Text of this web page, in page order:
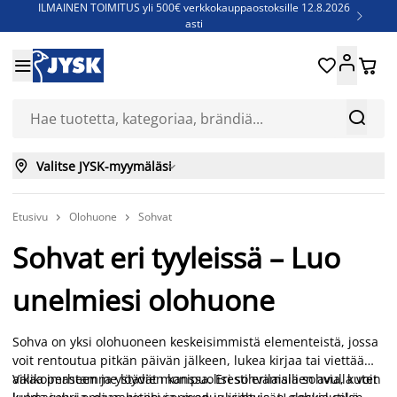
ILMAINEN TOIMITUS yli 500€ verkkokauppaostoksille 12.8.2026
asti

Jenkkisänkyjä - Säästä jopa 60%


 
 Valitse JYSK-myymäläsi
Etusivu  Olohuone  Sohvat
Sohvat eri tyyleissä – Luo
unelmiesi olohuone
Sohva on yksi olohuoneen keskeisimmistä elementeistä, jossa
voit rentoutua pitkän päivän jälkeen, lukea kirjaa tai viettää
aikaa perheen ja ystävien kanssa. Eri sohvamallien avulla voit
Valikoimastamme löydät monipuolisesti erilaisia sohvia, kuten